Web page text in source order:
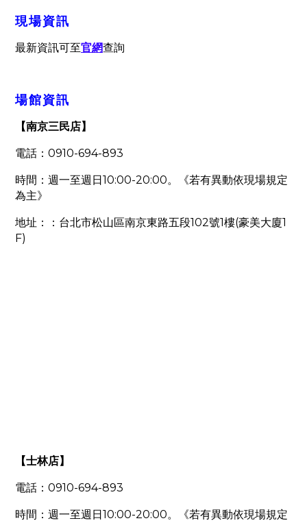
現場資訊
最新資訊可至官網查詢
場館資訊
【南京三民店】
電話： 0910-694-893
時間：週一至週日 10:00-20:00。《若有異動依現場規定
為主》
地址：：台北市松山區南京東路五段102號1樓(豪美大廈1
F)
【士林店】
電話： 0910-694-893
時間：週一至週日 10:00-20:00。《若有異動依現場規定